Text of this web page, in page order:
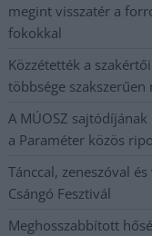
megint visszatér a
fokokkal
Közzétették a
többsége
A MÚOSZ
a Paraméter közös
Tánccal, zeneszóval
Csángó Fesztivál
Meghosszabbított